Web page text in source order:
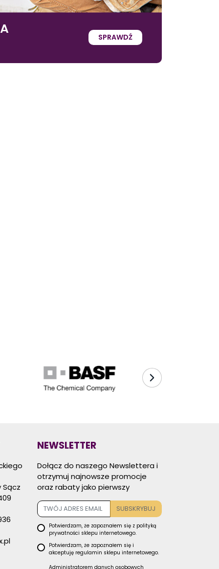
SPRAWDŹ
Sącz
NEWSLETTER
Dołącz do naszego Newslettera i
otrzymuj najnowsze promocje
oraz rabaty jako pierwszy
SUBSKRYBUJ
Potwierdzam, że zapoznałem się z polityką
prywatności sklepu internetowego.
Potwierdzam, że zapoznałem się i
akceptuję regulamin sklepu internetowego.
Administratorem danych osobowych